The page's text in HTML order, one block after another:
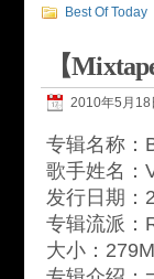
Best Of Today
【
2010年5月18
专辑名称：
歌手姓名：
发行日期：
专辑流派：
大小：